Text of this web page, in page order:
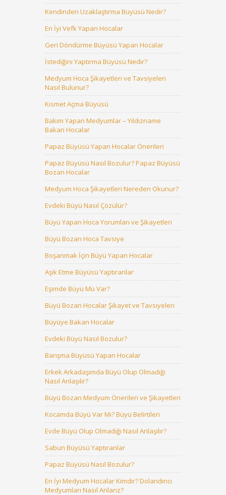
Kendinden Uzaklaştırma Büyüsü Nedir?
En İyi Vefk Yapan Hocalar
Geri Döndürme Büyüsü Yapan Hocalar
İstediğini Yaptırma Büyüsü Nedir?
Medyum Hoca Şikayetleri ve Tavsiyeleri
Nasıl Bulunur?
Kısmet Açma Büyüsü
Bakım Yapan Medyumlar – Yıldızname
Bakan Hocalar
Papaz Büyüsü Yapan Hocalar Önerileri
Papaz Büyüsü Nasıl Bozulur? Papaz Büyüsü
Bozan Hocalar
Medyum Hoca Şikayetleri Nereden Okunur?
Evdeki Büyü Nasıl Çözülür?
Büyü Yapan Hoca Yorumları ve Şikayetleri
Büyü Bozan Hoca Tavsiye
Boşanmak İçin Büyü Yapan Hocalar
Aşık Etme Büyüsü Yaptıranlar
Eşimde Büyü Mü Var?
Büyü Bozan Hocalar Şikayet ve Tavsiyeleri
Büyüye Bakan Hocalar
Evdeki Büyü Nasıl Bozulur?
Barışma Büyüsü Yapan Hocalar
Erkek Arkadaşımda Büyü Olup Olmadığı
Nasıl Anlaşılır?
Büyü Bozan Medyum Önerileri ve Şikayetleri
Kocamda Büyü Var Mı? Büyü Belirtileri
Evde Büyü Olup Olmadığı Nasıl Anlaşılır?
Sabun Büyüsü Yaptıranlar
Papaz Büyüsü Nasıl Bozulur?
En İyi Medyum Hocalar Kimdir? Dolandırıcı
Medyumları Nasıl Anlarız?